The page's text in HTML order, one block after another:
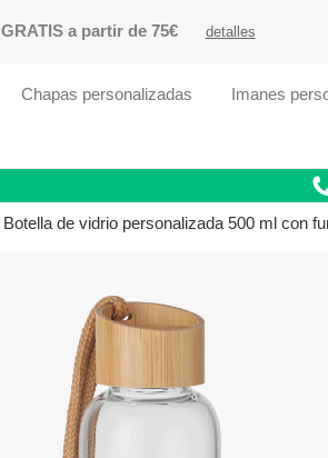
GRATIS a partir de 75€ detalles
Chapas personalizadas Imanes
Botella de vidrio personalizada 500 ml con